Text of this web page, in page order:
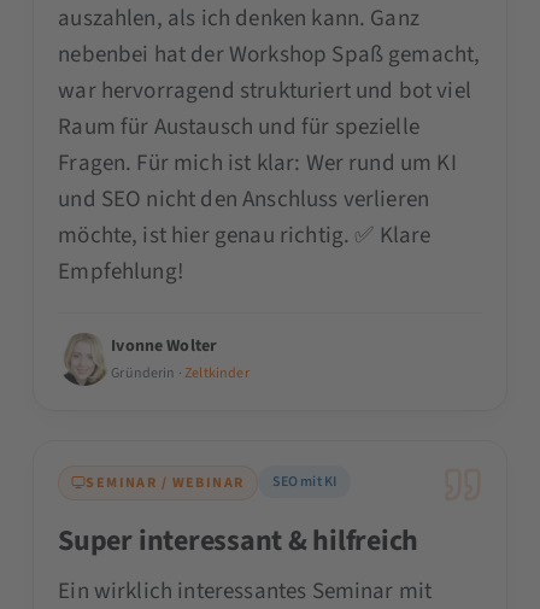
auszahlen, als ich denken kann. Ganz
nebenbei hat der Workshop Spaß gemacht,
war hervorragend strukturiert und bot viel
Raum für Austausch und für spezielle
Fragen. Für mich ist klar: Wer rund um KI
und SEO nicht den Anschluss verlieren
möchte, ist hier genau richtig. ✅ Klare
Empfehlung!
Ivonne Wolter
Gründerin ·Zeltkinder
SEMINAR / WEBINAR SEO mit KI
Super interessant & hilfreich
Ein wirklich interessantes Seminar mit